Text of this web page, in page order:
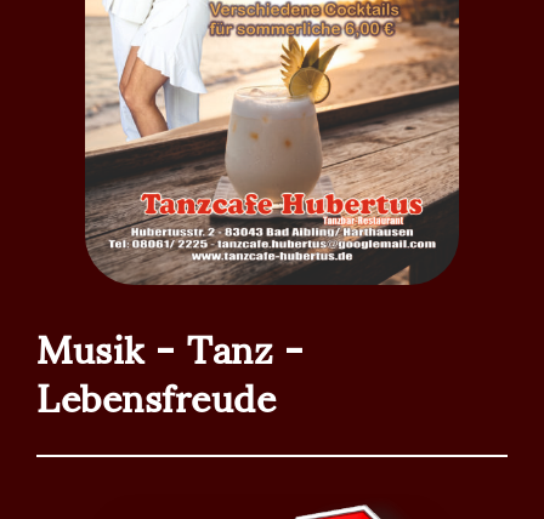
N E W S
GEÖFFNET IMMER
Freitags + Samstags
ab 20 Uhr !!!
Einlass 19.45 Uhr
_____________________
90s Party
Bald hier im Tanzcafé Hubertus
Musik - Tanz -
Lebensfreude